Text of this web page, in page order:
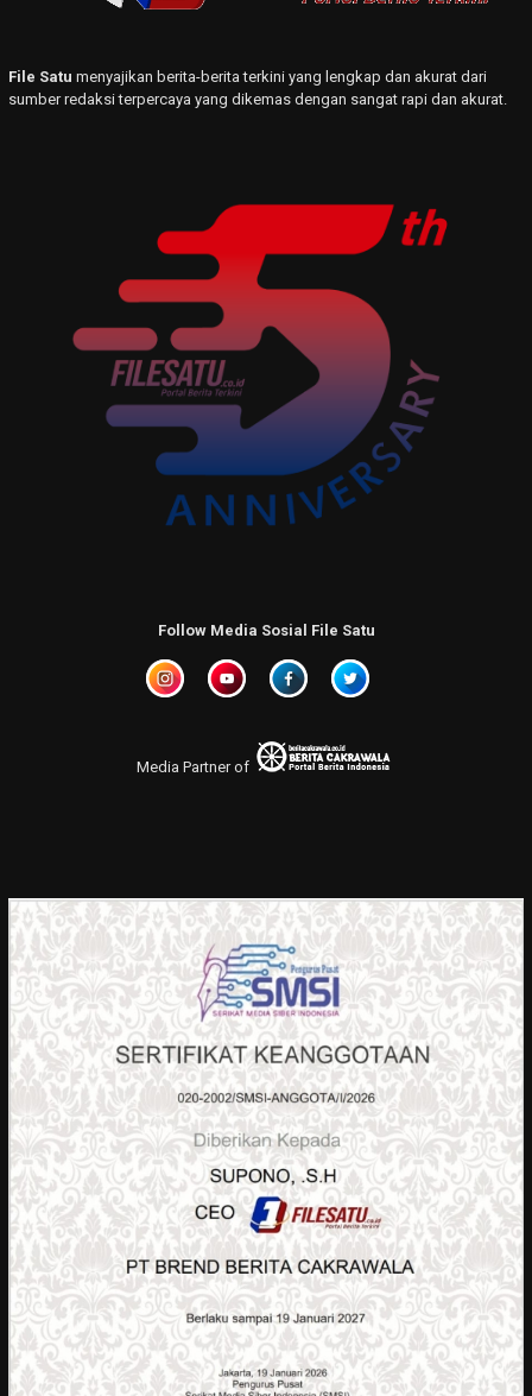
File Satu menyajikan berita-berita terkini yang lengkap dan akurat dari
sumber redaksi terpercaya yang dikemas dengan sangat rapi dan akurat.
Follow Media Sosial File Satu
Media Partner of